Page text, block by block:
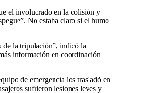
el involucrado en la colisión y
No estaba claro si el humo
de la tripulación”, indicó la
información en coordinación
de emergencia los trasladó en
sufrieron lesiones leves y